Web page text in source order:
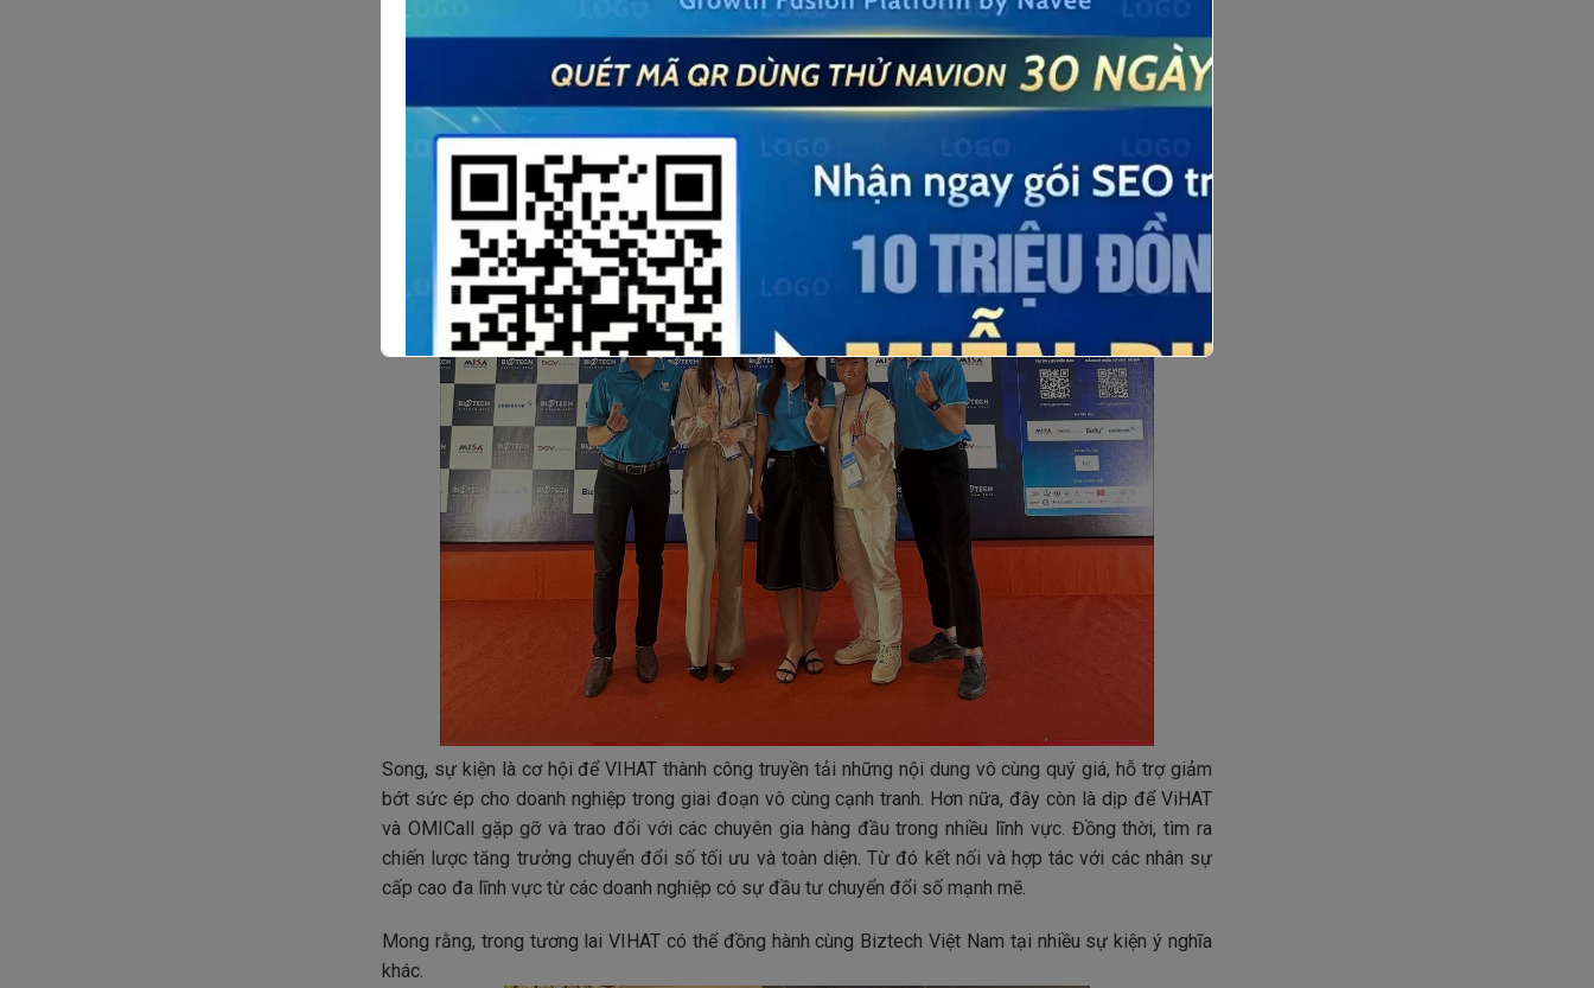
Song, sự kiện là cơ hội để VIHAT thành công truyền tải những nội dung vô cùng quý giá, hỗ trợ giảm
bớt sức ép cho doanh nghiệp trong giai đoạn vô cùng cạnh tranh. Hơn nữa, đây còn là dịp để ViHAT
và OMICall gặp gỡ và trao đổi với các chuyên gia hàng đầu trong nhiều lĩnh vực. Đồng thời, tìm ra
chiến lược tăng trưởng chuyển đổi số tối ưu và toàn diện. Từ đó kết nối và hợp tác với các nhân sự
cấp cao đa lĩnh vực từ các doanh nghiệp có sự đầu tư chuyển đổi số mạnh mẽ.
Mong rằng, trong tương lai VIHAT có thể đồng hành cùng Biztech Việt Nam tại nhiều sự kiện ý nghĩa
khác.